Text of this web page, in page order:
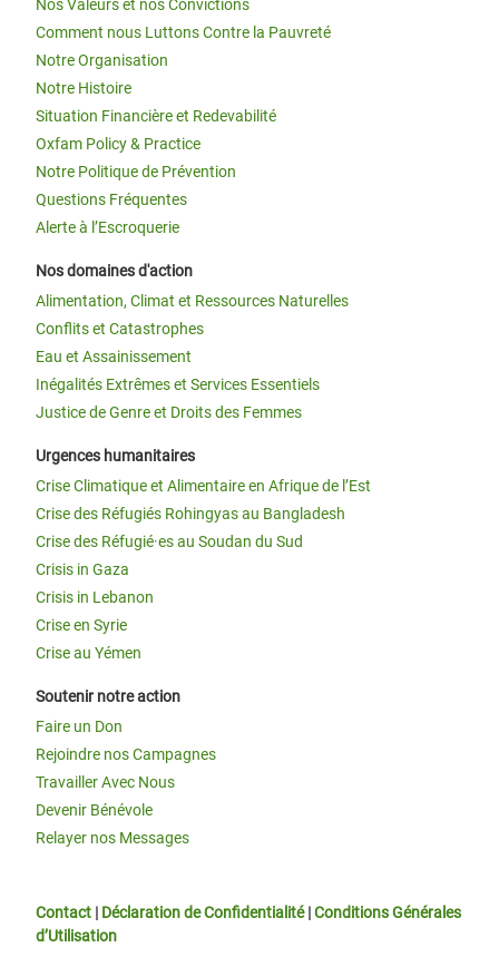
Nos Valeurs et nos Convictions
Comment nous Luttons Contre la Pauvreté
Notre Organisation
Notre Histoire
Situation Financière et Redevabilité
Oxfam Policy & Practice
Notre Politique de Prévention
Questions Fréquentes
Alerte à l’Escroquerie
Nos domaines d'action
Alimentation, Climat et Ressources Naturelles
Conflits et Catastrophes
Eau et Assainissement
Inégalités Extrêmes et Services Essentiels
Justice de Genre et Droits des Femmes
Urgences humanitaires
Crise Climatique et Alimentaire en Afrique de l’Est
Crise des Réfugiés Rohingyas au Bangladesh
Crise des Réfugié·es au Soudan du Sud
Crisis in Gaza
Crisis in Lebanon
Crise en Syrie
Crise au Yémen
Soutenir notre action
Faire un Don
Rejoindre nos Campagnes
Travailler Avec Nous
Devenir Bénévole
Relayer nos Messages
Contact | Déclaration de Confidentialité|Conditions Générales
d’Utilisation